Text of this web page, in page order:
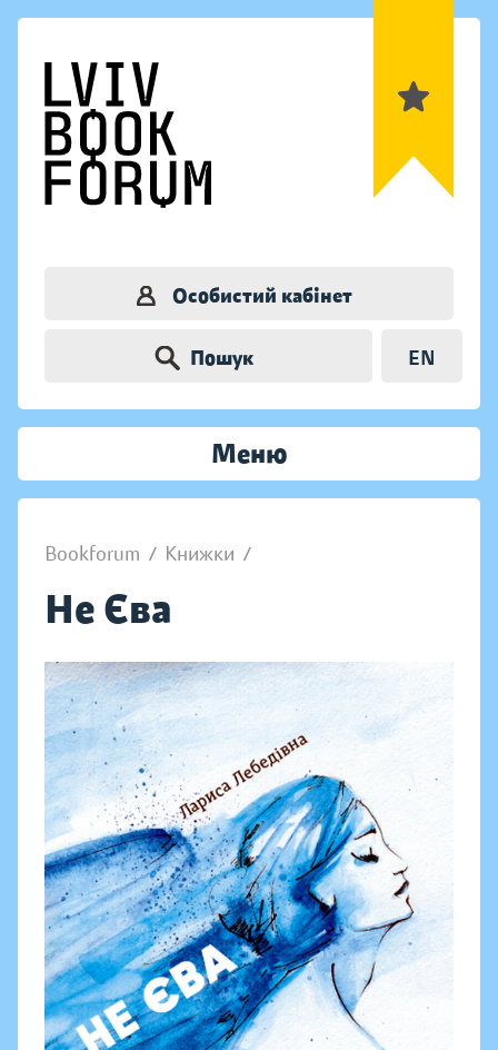
Особистий кабінет
Пошук EN
Меню
Bookforum / Книжки /
Не Єва